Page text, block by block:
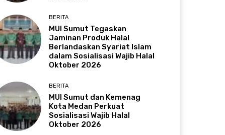
BERITA
MUI Sumut Tegaskan
Jaminan Produk Halal
Berlandaskan Syariat Islam
dalam Sosialisasi Wajib Halal
Oktober 2026
BERITA
MUI Sumut dan Kemenag
Kota Medan Perkuat
Sosialisasi Wajib Halal
Oktober 2026